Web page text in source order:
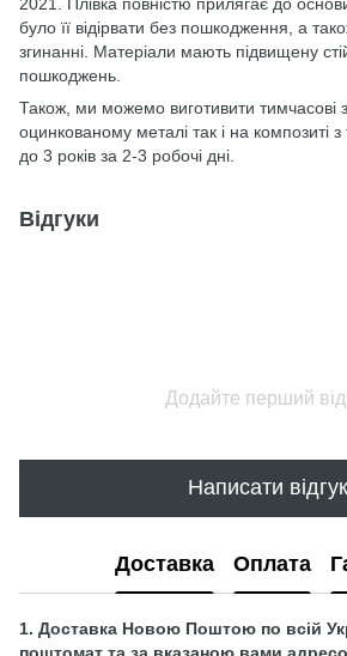
було її відірвати без пошкодження, а
згинанні. Матеріали мають підвищену
пошкоджень.
Також, ми можемо виготивити тимчасові
оцинкованому металі так і на композиті
до 3 років за 2-3 робочі дні.
Відгуки
Додайте перший
Написати відгук
Доставка Оплата
1. Доставка Новою Поштою по всій